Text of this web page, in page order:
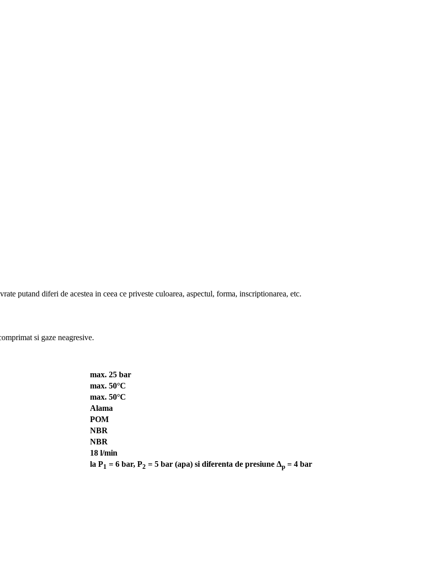
putand diferi de acestea in ceea ce priveste culoarea, aspectul, forma, inscriptionarea, etc.
si gaze neagresive.
max. 25 bar
max. 50°C
max. 50°C
Alama
POM
NBR
NBR
18 l/min
la P1 = 6 bar, P2 = 5 bar (apa) si diferenta de presiune Δp = 4 bar